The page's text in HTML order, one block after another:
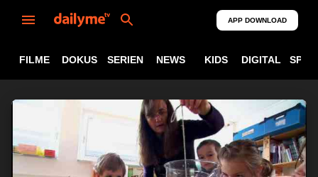
APP DOWNLOAD
FILME DOKUS SERIEN NEWS KIDS DIGITAL